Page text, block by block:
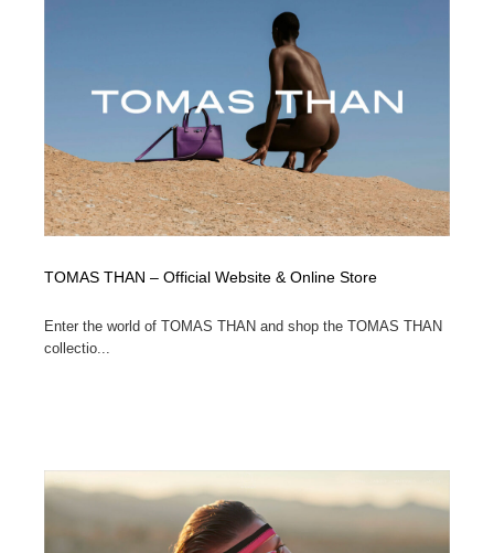
TOMAS THAN – Official Website & Online Store
Enter the world of TOMAS THAN and shop the TOMAS THAN
collectio...